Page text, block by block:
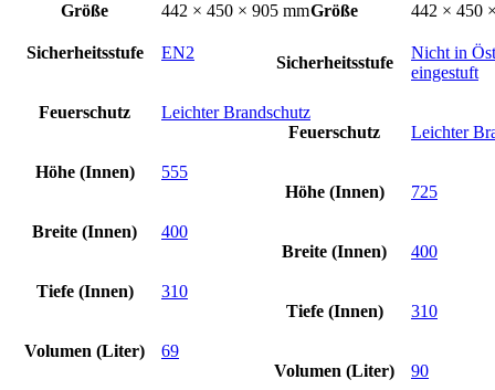
Größe
442 × 450 × 905 mm
Sicherheitsstufe EN2
Feuerschutz Leichter Brandschutz
Höhe (Innen) 555
Breite (Innen) 400
Tiefe (Innen) 310
Volumen (Liter) 69
Größe
442 × 450
Sicherheitsstufe
Nicht in
eingestuft
Feuerschutz Leichter
Höhe (Innen) 725
Breite (Innen) 400
Tiefe (Innen) 310
Volumen (Liter) 90